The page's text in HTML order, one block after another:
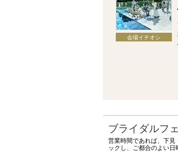
会場イチオシ
ブライダルフ
営業時間であれば、下見
ックし、ご都合のよい日